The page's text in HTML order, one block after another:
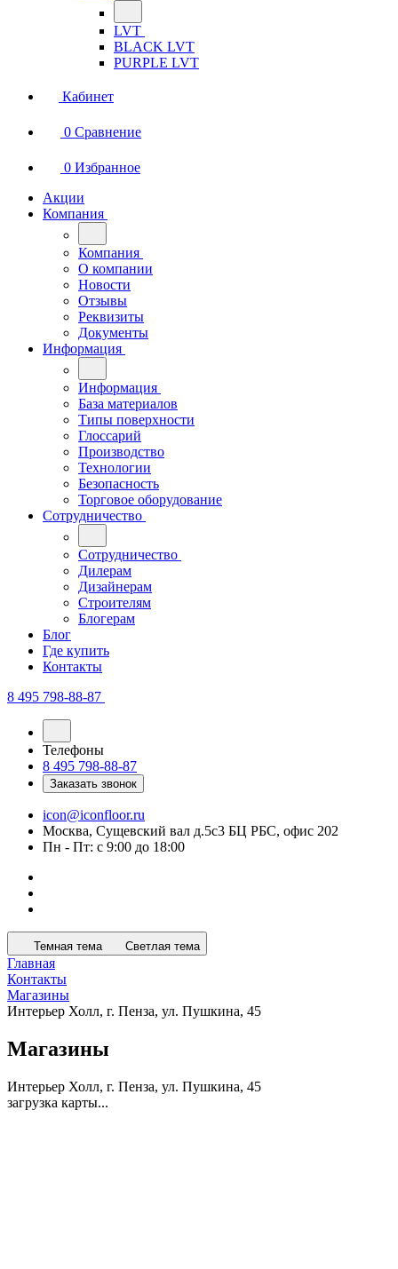
LVT
BLACK LVT
PURPLE LVT
Кабинет
0 Сравнение
0 Избранное
Акции
Компания
Компания
О компании
Новости
Отзывы
Реквизиты
Документы
Информация
Информация
База материалов
Типы поверхности
Глоссарий
Производство
Технологии
Безопасность
Торговое оборудование
Сотрудничество
Сотрудничество
Дилерам
Дизайнерам
Строителям
Блогерам
Блог
Где купить
Контакты
8 495 798-88-87
Телефоны
8 495 798-88-87
Заказать звонок
icon@iconfloor.ru
Москва, Сущевский вал д.5с3 БЦ РБС, офис 202
Пн - Пт: с 9:00 до 18:00
Темная тема Светлая тема
Главная
Контакты
Магазины
Интерьер Холл, г. Пенза, ул. Пушкина, 45
Магазины
Интерьер Холл, г. Пенза, ул. Пушкина, 45
загрузка карты...